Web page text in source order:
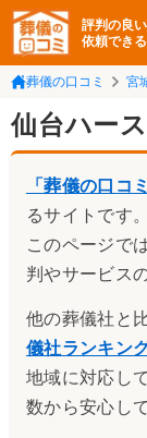
評判の良
依頼でき
葬儀の口コミ 宮
仙台ハース
「葬儀の口コ
るサイトです。
このページでは
判やサービス
他の葬儀社と
儀社ランキン
地域に対応し
数から安心し